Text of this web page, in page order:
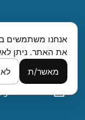
מדרשית
7420006
את האתר. ניתן
מאשר/ת